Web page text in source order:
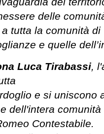
delle
tutta la comunità
e quelle
Luca Tirabassi,
e si uniscono
dell'intera
Contestabile.